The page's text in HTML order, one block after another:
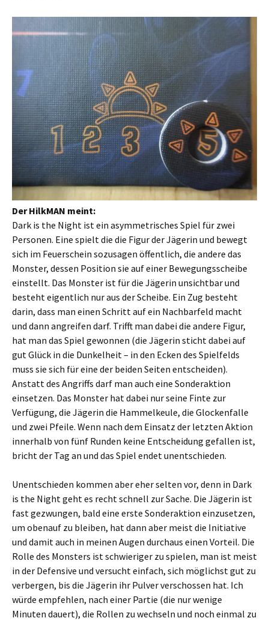
Der HilkMAN meint:
Dark is the Night ist ein asymmetrisches Spiel für zwei
Personen. Eine spielt die die Figur der Jägerin und bewegt
sich im Feuerschein sozusagen öffentlich, die andere das
Monster, dessen Position sie auf einer Bewegungsscheibe
einstellt. Das Monster ist für die Jägerin unsichtbar und
besteht eigentlich nur aus der Scheibe. Ein Zug besteht
darin, dass man einen Schritt auf ein Nachbarfeld macht
und dann angreifen darf. Trifft man dabei die andere Figur,
hat man das Spiel gewonnen (die Jägerin sticht dabei auf
gut Glück in die Dunkelheit – in den Ecken des Spielfelds
muss sie sich für eine der beiden Seiten entscheiden).
Anstatt des Angriffs darf man auch eine Sonderaktion
einsetzen. Das Monster hat dabei nur seine Finte zur
Verfügung, die Jägerin die Hammelkeule, die Glockenfalle
und zwei Pfeile. Wenn nach dem Einsatz der letzten Aktion
innerhalb von fünf Runden keine Entscheidung gefallen ist,
bricht der Tag an und das Spiel endet unentschieden.
Unentschieden kommen aber eher selten vor, denn in Dark
is the Night geht es recht schnell zur Sache. Die Jägerin ist
fast gezwungen, bald eine erste Sonderaktion einzusetzen,
um obenauf zu bleiben, hat dann aber meist die Initiative
und damit auch in meinen Augen durchaus einen Vorteil. Die
Rolle des Monsters ist schwieriger zu spielen, man ist meist
in der Defensive und versucht einfach, sich möglichst gut zu
verbergen, bis die Jägerin ihr Pulver verschossen hat. Ich
würde empfehlen, nach einer Partie (die nur wenige
Minuten dauert), die Rollen zu wechseln und noch einmal zu